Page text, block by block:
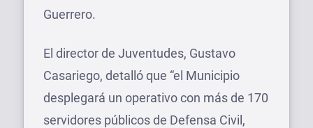
Guerrero.
El director de Juventudes, Gustavo
Casariego, detalló que “el Municipio
desplegará un operativo con más de 170
servidores públicos de Defensa Civil,